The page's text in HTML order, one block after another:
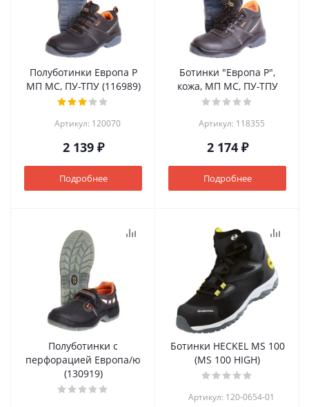
Полуботинки Европа Р
МП МС, ПУ-ТПУ (116989)
Артикул: 120070
2 139 ₽
Подробнее
Ботинки "Европа Р",
кожа, МП МС, ПУ-ТПУ
Артикул: 118355
2 174 ₽
Подробнее
Полуботинки с
перфорацией Европа/ю
(130919)
Ботинки HECKEL MS 100
(MS 100 HIGH)
Артикул: 120-0654-01